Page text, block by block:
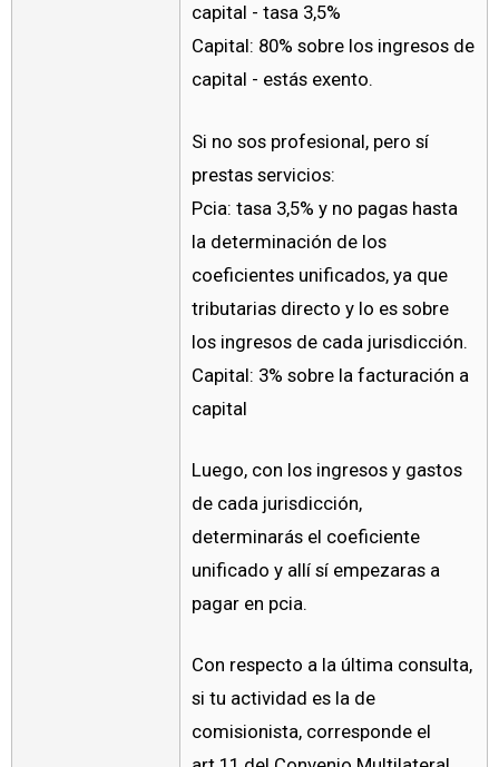
capital - tasa 3,5%
Capital: 80% sobre los ingresos de
capital - estás exento.
Si no sos profesional, pero sí
prestas servicios:
Pcia: tasa 3,5% y no pagas hasta
la determinación de los
coeficientes unificados, ya que
tributarias directo y lo es sobre
los ingresos de cada jurisdicción.
Capital: 3% sobre la facturación a
capital
Luego, con los ingresos y gastos
de cada jurisdicción,
determinarás el coeficiente
unificado y allí sí empezaras a
pagar en pcia.
Con respecto a la última consulta,
si tu actividad es la de
comisionista, corresponde el